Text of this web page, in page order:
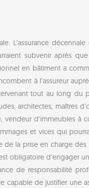
L’assurance
subvenir après
en bâtiment a
à l’assureur
tout au long du
architectes, maîtres
d’immeubles à
et vices qui
de la prise en charge
obligatoire d’engager
de responsabilité
capable de justifier une